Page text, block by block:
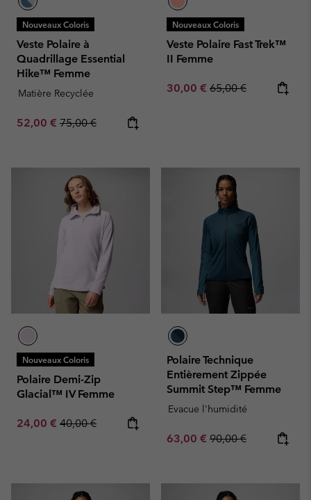
Nouveaux Coloris
Veste Polaire à
Quadrillage Essential
Hike™ Femme
Matière Recyclée
Sale price:
52,00 € Regular price:
75,00 €
Nouveaux Coloris
Veste Polaire Fast Trek™
II Femme
Sale price:
30,00 € Regular price:
65,00 €
Nouveaux Coloris
Polaire Demi-Zip
Glacial™ IV Femme
Sale price:
24,00 € Regular price:
40,00 €
Polaire Technique
Entièrement Zippée
Summit Step™ Femme
Evacue l'humidité
Sale price:
63,00 € Regular price:
90,00 €